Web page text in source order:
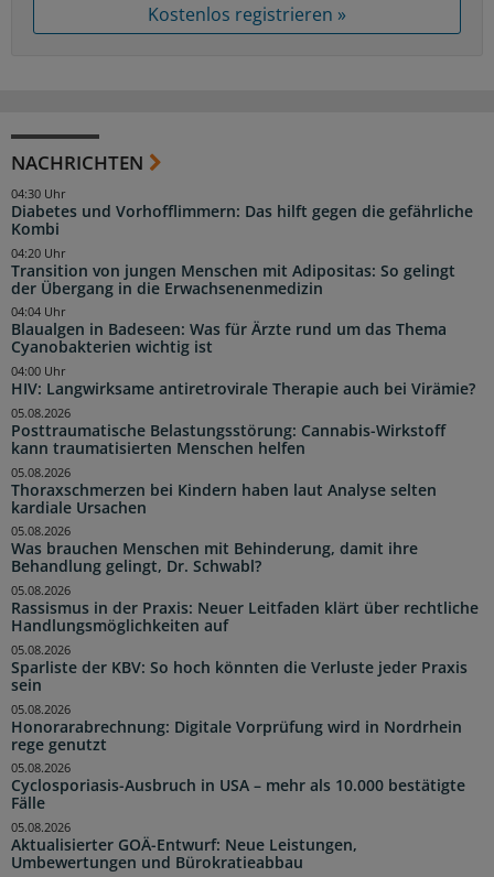
Kostenlos registrieren »
NACHRICHTEN
Diabetes und Vorhofflimmern: Das hilft gegen die gefährliche
Kombi
04:30 Uhr
Transition von jungen Menschen mit Adipositas: So gelingt
der Übergang in die Erwachsenenmedizin
04:20 Uhr
Blaualgen in Badeseen: Was für Ärzte rund um das Thema
Cyanobakterien wichtig ist
04:04 Uhr
HIV: Langwirksame antiretrovirale Therapie auch bei Virämie?
04:00 Uhr
Posttraumatische Belastungsstörung: Cannabis-Wirkstoff
kann traumatisierten Menschen helfen
05.08.2026
Thoraxschmerzen bei Kindern haben laut Analyse selten
kardiale Ursachen
05.08.2026
Was brauchen Menschen mit Behinderung, damit ihre
Behandlung gelingt, Dr. Schwabl?
05.08.2026
Rassismus in der Praxis: Neuer Leitfaden klärt über rechtliche
Handlungsmöglichkeiten auf
05.08.2026
Sparliste der KBV: So hoch könnten die Verluste jeder Praxis
sein
05.08.2026
Honorarabrechnung: Digitale Vorprüfung wird in Nordrhein
rege genutzt
05.08.2026
Cyclosporiasis-Ausbruch in USA – mehr als 10.000 bestätigte
Fälle
05.08.2026
Aktualisierter GOÄ-Entwurf: Neue Leistungen,
Umbewertungen und Bürokratieabbau
05.08.2026